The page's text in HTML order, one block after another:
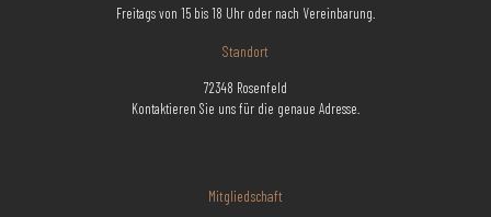
Freitags von 15 bis 18 Uhr oder nach Vereinbarung.
Standort
72348 Rosenfeld
Kontaktieren Sie uns für die genaue Adresse.
Mitgliedschaft